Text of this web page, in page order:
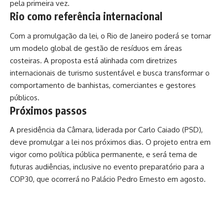
pela primeira vez.
Rio como referência internacional
Com a promulgação da lei, o Rio de Janeiro poderá se tornar
um modelo global de gestão de resíduos em áreas
costeiras. A proposta está alinhada com diretrizes
internacionais de turismo sustentável e busca transformar o
comportamento de banhistas, comerciantes e gestores
públicos.
Próximos passos
A presidência da Câmara, liderada por Carlo Caiado (PSD),
deve promulgar a lei nos próximos dias. O projeto entra em
vigor como política pública permanente, e será tema de
futuras audiências, inclusive no evento preparatório para a
COP30, que ocorrerá no Palácio Pedro Ernesto em agosto.